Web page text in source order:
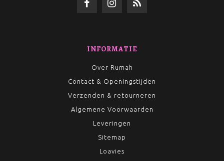
INFORMATIE
Over Rumah
Contact & Openingstijden
Verzenden & retourneren
Algemene Voorwaarden
Leveringen
Sitemap
Loavies